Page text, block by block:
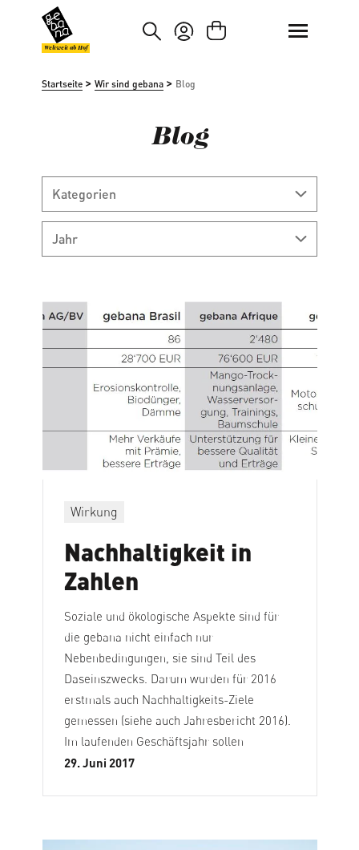
Hauptinhalt springen
Zur Suche springen
Weltweit ab Hof
Startseite > Wir sind gebana > Blog
Blog
Kategorien
Jahr
Wirkung
Nachhaltigkeit in
Zahlen
Soziale und ökologische Aspekte sind für
die gebana nicht einfach nur
Nebenbedingungen, sie sind Teil des
Daseinszwecks. Darum wurden für 2016
erstmals auch Nachhaltigkeits-Ziele
gemessen (siehe auch Jahresbericht 2016).
Im laufenden Geschäftsjahr sollen
29. Juni 2017